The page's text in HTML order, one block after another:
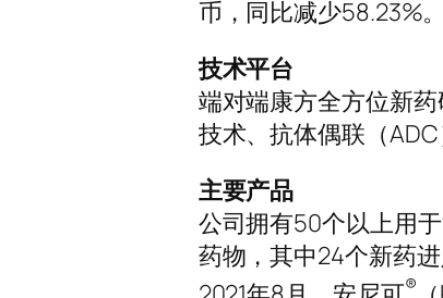
币，同比减少58.23%。
技术平台
端对端康方全方位新
技术、抗体偶联（
主要产品
公司拥有50个以上用
药物，其中24个新药
®